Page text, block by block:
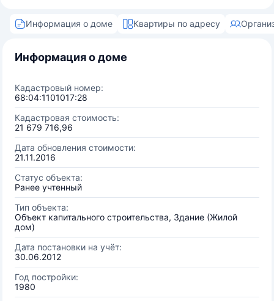
Информация о доме Квартиры по адресу
Информация о доме
Кадастровый номер:
68:04:1101017:28
Кадастровая стоимость:
21 679 716,96
Дата обновления стоимости:
21.11.2016
Статус объекта:
Ранее учтенный
Тип объекта:
Объект капитального строительства, Здание (Жилой
дом)
Дата постановки на учёт:
30.06.2012
Год постройки:
1980